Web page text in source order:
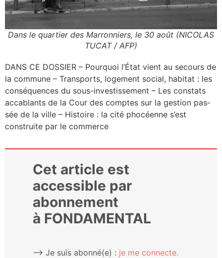
Dans le quartier des Marronniers, le 30 août (NICOLAS
TUCAT / AFP)
DANS CE DOSSIER – Pour­quoi l’É­tat vient au secours de
la com­mune – Trans­ports, loge­ment social, habi­tat : les
consé­quences du sous-inves­tis­se­ment – Les constats
acca­blants de la Cour des comptes sur la ges­tion pas­
sée de la ville – His­toire : la cité pho­céenne s’est
construite par le commerce
Cet article est
accessible par
abonnement
à FONDAMENTAL
⟶ Je suis abonné(e) : je me connecte.